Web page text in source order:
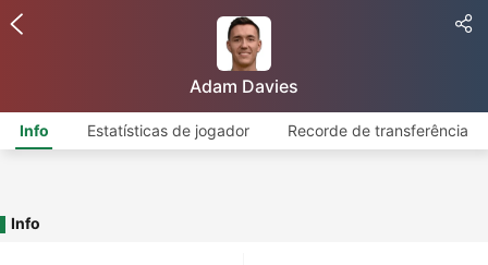
Adam Davies
Info Estatísticas de jogador Recorde de transferência
Info